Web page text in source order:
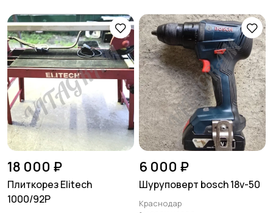
вентиляция
Ручные инструменты
Сантехника и
водоснабжение
Стройматериалы Электрика
Электроинструмент
Другое
18 000 ₽
Плиткорез Elitech
1000/92Р
6 000 ₽
Шуруповерт bosch 18v-50
Краснодар